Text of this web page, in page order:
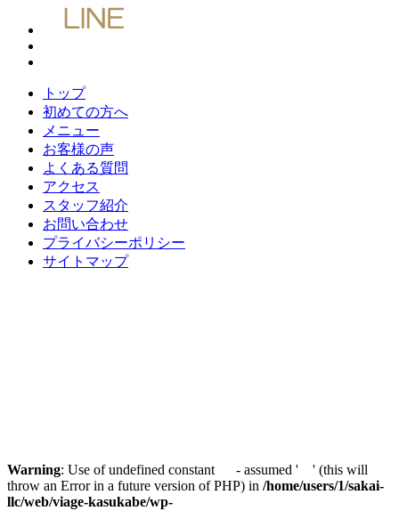
トップ
初めての方へ
メニュー
お客様の声
よくある質問
アクセス
スタッフ紹介
お問い合わせ
プライバシーポリシー
サイトマップ
Warning: Use of undefined constant - assumed ' ' (this will
throw an Error in a future version of PHP) in /home/users/1/sakai-
llc/web/viage-kasukabe/wp-